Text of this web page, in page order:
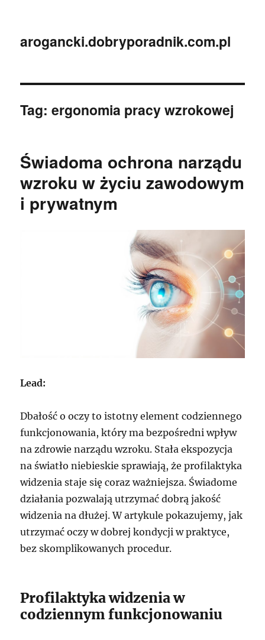
arogancki.dobryporadnik.com.pl
Tag:ergonomia pracy wzrokowej
Świadoma ochrona narządu
wzroku w życiu zawodowym
i prywatnym
Lead:
Dbałość o oczy to istotny element codziennego
funkcjonowania, który ma bezpośredni wpływ
na zdrowie narządu wzroku. Stała ekspozycja
na światło niebieskie sprawiają, że profilaktyka
widzenia staje się coraz ważniejsza. Świadome
działania pozwalają utrzymać dobrą jakość
widzenia na dłużej. W artykule pokazujemy, jak
utrzymać oczy w dobrej kondycji w praktyce,
bez skomplikowanych procedur.
Profilaktyka widzenia w
codziennym funkcjonowaniu